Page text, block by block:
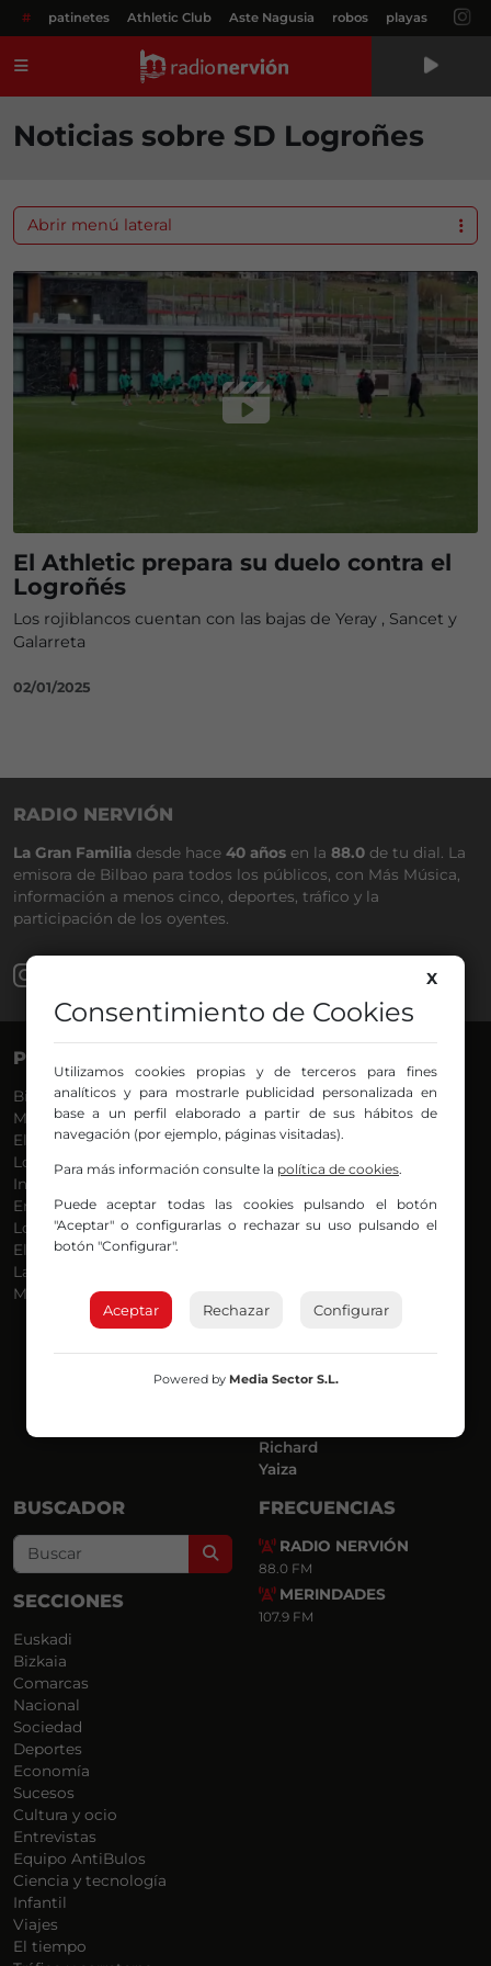
# patinetes Athletic Club Aste Nagusia robos playas
Noticias sobre SD Logroñes
El Athletic prepara su duelo contra el
Logroñés
Los rojiblancos cuentan con las bajas de Yeray , Sancet y
Galarreta
02/01/2025
Abrir menú lateral
RADIO NERVIÓN
La Gran Familia desde hace 40 años en la 88.0 de tu dial. La
emisora de Bilbao para todos los públicos, con Más Música,
información a menos cinco, deportes, tráfico y la
participación de los oyentes.
PROGRAMAS
Bilbosport
Más Música
El Madrugador
Lo Más Nuevo
Informativos
En Ruta
Locos por la Música
El Supermadrugador
La Mañana de Radio Nervión
Más Madrugada
Agurtzane
Belén Ollero
Dani
Eduardo
Endika
Iker
José Ignacio
Luis Carlos
Mar y Cielo
Richard
Yaiza
BUSCADOR
Search
SECCIONES
Euskadi
Bizkaia
Comarcas
Nacional
Sociedad
Deportes
Economía
Sucesos
Cultura y ocio
Entrevistas
Equipo AntiBulos
Ciencia y tecnología
Infantil
Viajes
El tiempo
FRECUENCIAS
RADIO NERVIÓN
88.0 FM
MERINDADES
107.9 FM
X
Consentimiento de Cookies
Utilizamos cookies propias y de terceros para fines
analíticos y para mostrarle publicidad personalizada en
base a un perfil elaborado a partir de sus hábitos de
navegación (por ejemplo, páginas visitadas).
Para más información consulte la política de cookies.
Puede aceptar todas las cookies pulsando el botón
"Aceptar" o configurarlas o rechazar su uso pulsando el
botón "Configurar".
Aceptar Rechazar Configurar
Powered by Media Sector S.L.